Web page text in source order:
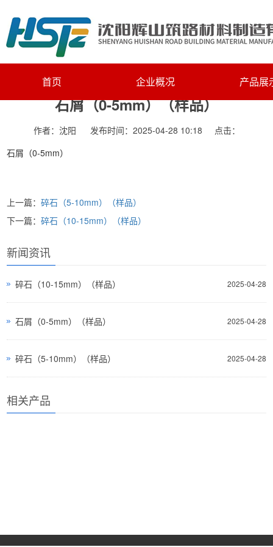
首页 企业概况 产品展
主页>产品展示>碎石 >
碎石
石屑（0-5mm）（样品）
作者：沈阳 发布时间：2025-04-28 10:18
点击：
石屑（0-5mm）
上一篇：碎石（5-10mm）（样品）
下一篇：碎石（10-15mm）（样品）
新闻资讯
2025-04-28
碎石（10-15mm）（样品）
2025-04-28
石屑（0-5mm）（样品）
2025-04-28
碎石（5-10mm）（样品）
相关产品